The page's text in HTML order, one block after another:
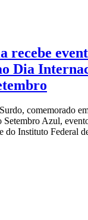
recebe
Dia
comemorado
Setembro Azul,
do Instituto Federal